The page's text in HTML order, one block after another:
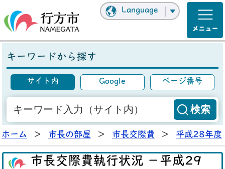
Language
キーワードから探す
サイト内 Google ページ番号
ホーム > 市長の部屋 > 市長交際費 > 平成28年度
市長交際費執行状況 －平成29